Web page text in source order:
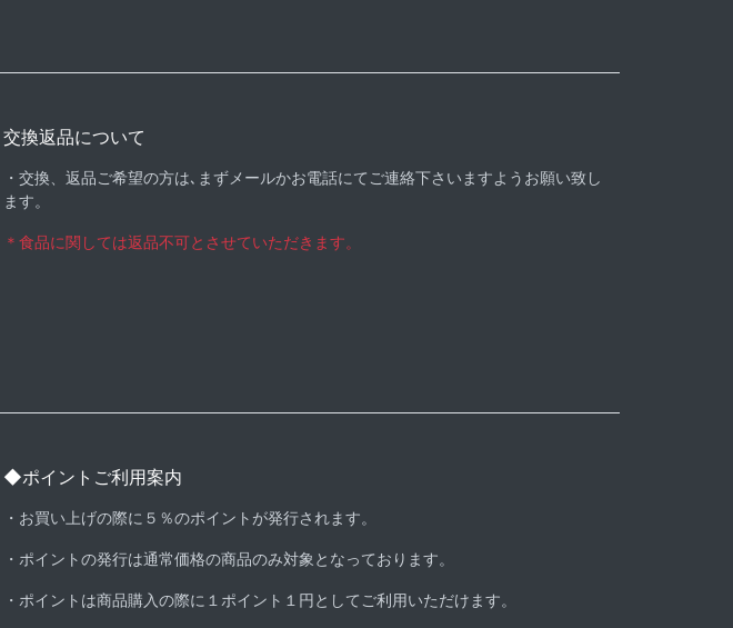
交換返品について
・交換、返品ご希望の方は､まずメールかお電話にてご連絡下さいますようお願い致し
ます。
＊食品に関しては返品不可とさせていただきます。
◆ポイントご利用案内
・お買い上げの際に５％のポイントが発行されます。
・ポイントの発行は通常価格の商品のみ対象となっております。
・ポイントは商品購入の際に１ポイント１円としてご利用いただけます。